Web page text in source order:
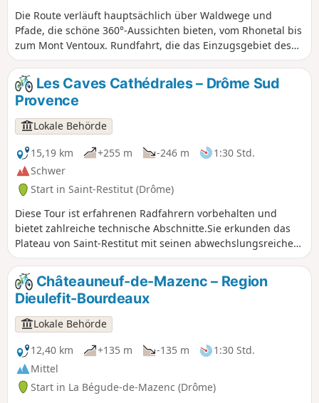
Die Route verläuft hauptsächlich über Waldwege und
Pfade, die schöne 360°-Aussichten bieten, vom Rhonetal bis
zum Mont Ventoux. Rundfahrt, die das Einzugsgebiet des
Baches Citelles umrundet, vom Schloss Rochefort-en-
Valdaine bis zu den Ruinen von Notre-Dame la Brune,
vorbei am Windpark und seinen zahlreichen Windrädern.
Les Caves Cathédrales – Drôme Sud
Provence
Lokale Behörde
15,19 km
+255 m -246 m
1:30 Std.
Schwer
Start in Saint-Restitut (Drôme)
Diese Tour ist erfahrenen Radfahrern vorbehalten und
bietet zahlreiche technische Abschnitte.Sie erkunden das
Plateau von Saint-Restitut mit seinen abwechslungsreichen
und technischen Wegen sowie den ungewöhnlichen Ort der
„Kathedralenkeller“.
Châteauneuf-de-Mazenc – Region
Dieulefit-Bourdeaux
Lokale Behörde
12,40 km
+135 m -135 m
1:30 Std.
Mittel
Start in La Bégude-de-Mazenc (Drôme)